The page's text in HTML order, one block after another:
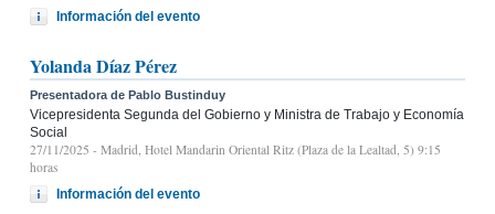
Información del evento
Yolanda Díaz Pérez
Presentadora de Pablo Bustinduy
Vicepresidenta Segunda del Gobierno y Ministra de Trabajo y Economía
Social
27/11/2025 - Madrid, Hotel Mandarin Oriental Ritz (Plaza de la Lealtad, 5) 9:15
horas
Información del evento